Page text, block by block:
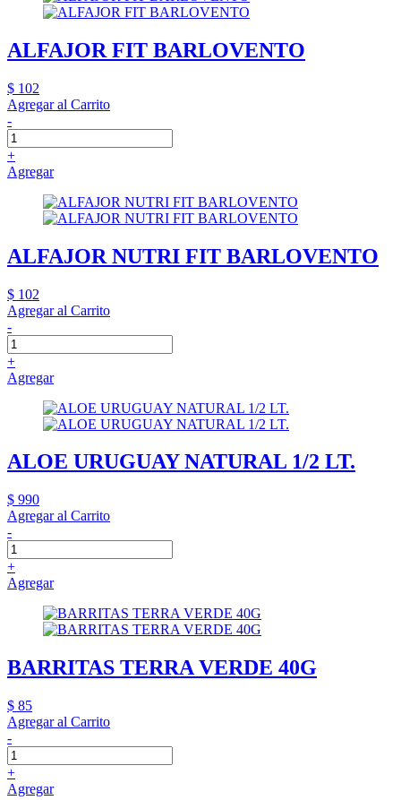
ALFAJOR FIT BARLOVENTO
$ 102
Agregar al Carrito
-
+
Agregar
ALFAJOR NUTRI FIT BARLOVENTO
$ 102
Agregar al Carrito
-
+
Agregar
ALOE URUGUAY NATURAL 1/2 LT.
$ 990
Agregar al Carrito
-
+
Agregar
BARRITAS TERRA VERDE 40G
$ 85
Agregar al Carrito
-
+
Agregar